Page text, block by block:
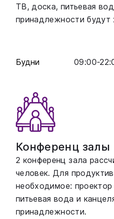
ТВ, доска, питьевая
принадлежности будут
Будни 09:00-
Конференц залы
2 конференц зала
человек. Для
необходимое:
питьевая вода и
принадлежности.